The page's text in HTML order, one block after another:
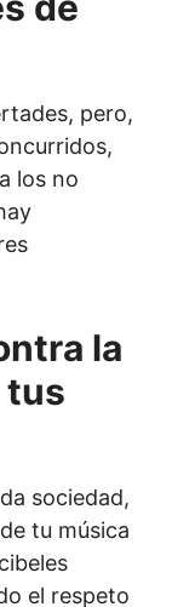
pero,
los no
la
tus
sociedad,
tu música
el respeto